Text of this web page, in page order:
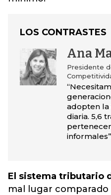
LOS CONTRASTES
Ana
Presidente
adopten la
diaria. 5,6
El sistema tributario
mal lugar comparado